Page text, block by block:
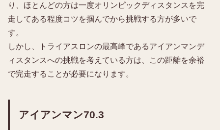
り、ほとんどの方は一度オリンピックディスタンスを完
走してある程度コツを掴んでから挑戦する方が多いで
す。
しかし、トライアスロンの最高峰であるアイアンマンデ
ィスタンスへの挑戦を考えている方は、この距離を余裕
で完走することが必要になります。
アイアンマン70.3